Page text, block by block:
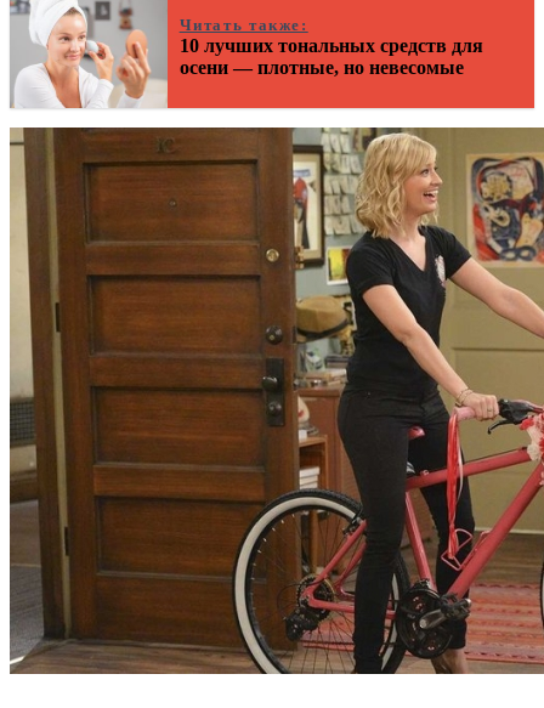
Читать также:
10 лучших тональных средств для
осени — плотные, но невесомые